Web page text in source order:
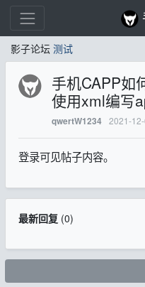
影子论坛 测试
手机CAPP如
使用xml编写
qwertW1234 2021-
登录可见帖子内容。
最新回复(0)